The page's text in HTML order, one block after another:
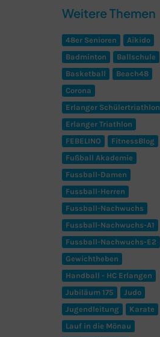
Weitere Themen
48er Senioren
Aikido
Badminton
Ballschule
Basketball
Beach48
Corona
Erlanger Schülertriathlon
Erlanger Triathlon
FEBELINO
FitnessBlog
Fußball Akademie
Fussball-Damen
Fussball-Herren
Fussball-Nachwuchs
Fussball-Nachwuchs-A1
Fussball-Nachwuchs-E2
Gewichtheben
Handball - HC Erlangen
Jubiläum 175
Judo
Jugendleitung
Karate
Lauf in die Mönau